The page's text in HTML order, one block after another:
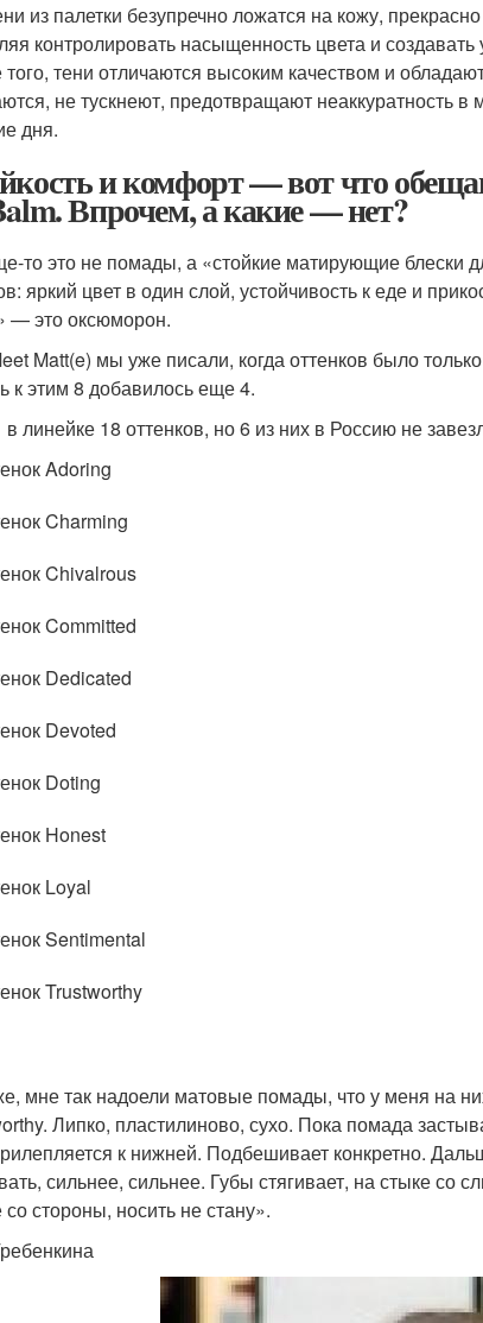
из палетки безупречно ложатся на кожу,
контролировать насыщенность цвета и
тени отличаются высоким качеством и
не тускнеют, предотвращают неаккуратность
дня.
и комфорт — вот что
Впрочем, а какие — нет?
то это не помады, а «стойкие матирующие блески
яркий цвет в один слой, устойчивость к еде и
— это оксюморон.
Matt(e) мы уже писали, когда оттенков было
к этим 8 добавилось еще 4.
линейке 18 оттенков, но 6 из них в Россию не
Adoring
Charming
Chivalrous
Committed
Dedicated
Devoted
Doting
Honest
Loyal
Sentimental
Trustworthy
мне так надоели матовые помады, что у меня на
Липко, пластилиново, сухо. Пока помада
к нижней. Подбешивает конкретно.
сильнее, сильнее. Губы стягивает, на стыке со
стороны, носить не стану».